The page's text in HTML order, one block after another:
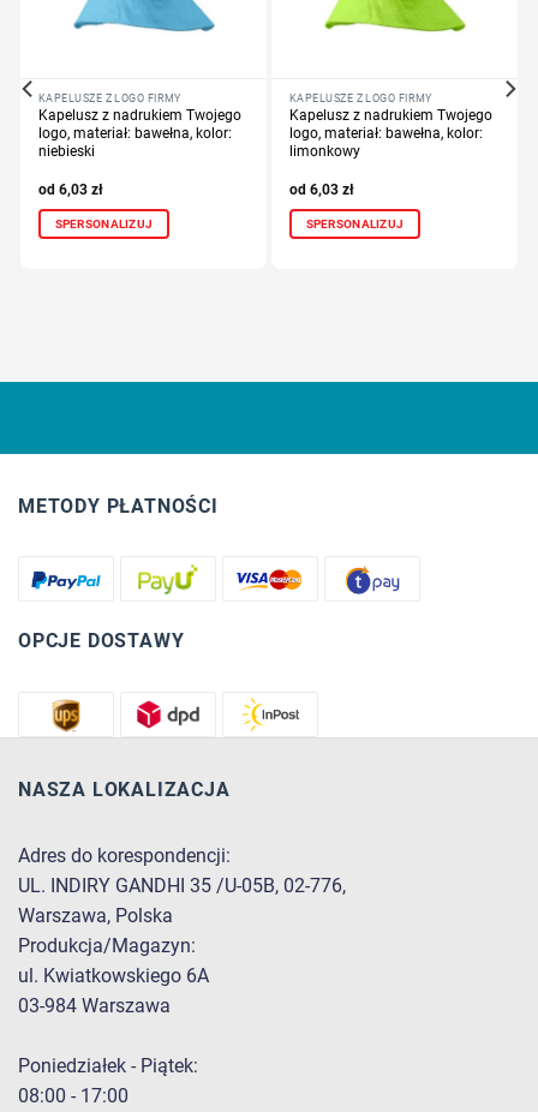
KAPELUSZE Z LOGO FIRMY
Kapelusz z nadrukiem Twojego
logo, materiał: bawełna, kolor:
niebieski
6,03 zł
SPERSONALIZUJ
KAPELUSZE Z LOGO FIRMY
Kapelusz z nadrukiem Twojego
logo, materiał: bawełna, kolor:
limonkowy
6,03 zł
SPERSONALIZUJ
METODY PŁATNOŚCI
OPCJE DOSTAWY
NASZA LOKALIZACJA
Adres do korespondencji:
UL. INDIRY GANDHI 35 /U-05B, 02-776,
Warszawa, Polska
Produkcja/Magazyn:
ul. Kwiatkowskiego 6A
03-984 Warszawa
Poniedziałek - Piątek:
08:00 - 17:00